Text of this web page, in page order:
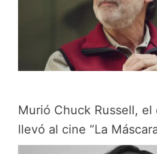
Murió Chuck Russell,
llevó al cine “La